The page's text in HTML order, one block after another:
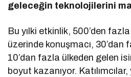
geleceğin teknolojilerini
Bu yılki etkinlik, 500’den fazla
üzerinde konuşmacı, 30’dan
10’dan fazla ülkeden gelen
boyut kazanıyor.